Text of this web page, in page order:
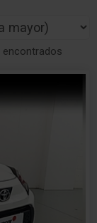
encontrados